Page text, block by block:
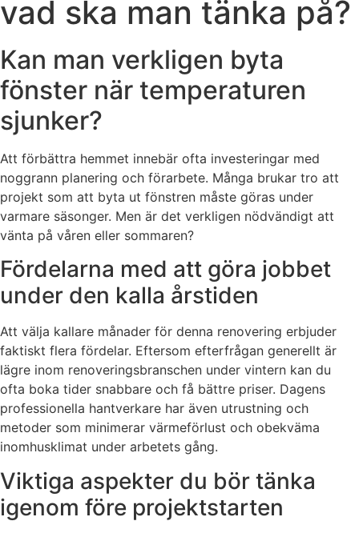
vad ska man tänka på?
Kan man verkligen byta
fönster när temperaturen
sjunker?
Att förbättra hemmet innebär ofta investeringar med
noggrann planering och förarbete. Många brukar tro att
projekt som att byta ut fönstren måste göras under
varmare säsonger. Men är det verkligen nödvändigt att
vänta på våren eller sommaren?
Fördelarna med att göra jobbet
under den kalla årstiden
Att välja kallare månader för denna renovering erbjuder
faktiskt flera fördelar. Eftersom efterfrågan generellt är
lägre inom renoveringsbranschen under vintern kan du
ofta boka tider snabbare och få bättre priser. Dagens
professionella hantverkare har även utrustning och
metoder som minimerar värmeförlust och obekväma
inomhusklimat under arbetets gång.
Viktiga aspekter du bör tänka
igenom före projektstarten